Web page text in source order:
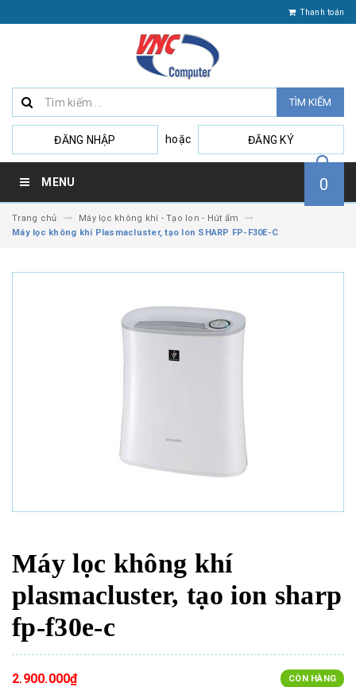
Thanh toán
TÌM KIẾM
ĐĂNG NHẬP hoặc ĐĂNG KÝ
MENU 0
Trang chủ
Máy lọc không khí - Tạo Ion - Hút ẩm
Máy lọc không khí Plasmacluster, tạo Ion SHARP FP-F30E-C
Máy lọc không khí
plasmacluster, tạo ion sharp
fp-f30e-c
2.900.000₫ CÒN HÀNG